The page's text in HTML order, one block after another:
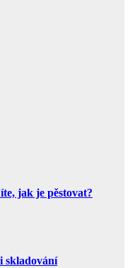
jak je pěstovat?
skladování